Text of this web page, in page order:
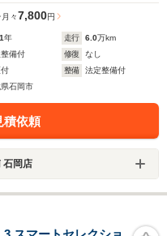
月々7,800円
年 走行 6.0万km
備付 修復
なし
整備
法定整備付
石岡市
積依頼
岡店